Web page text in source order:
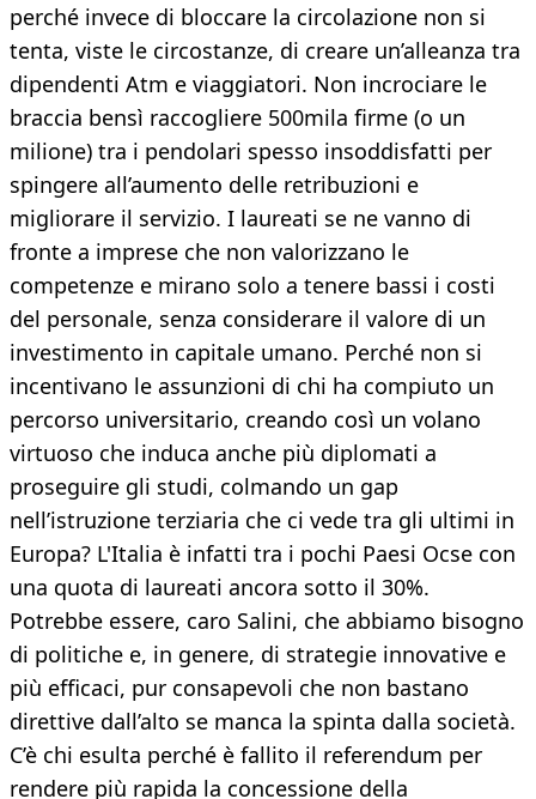
perché invece di bloccare la circolazione non si
tenta, viste le circostanze, di creare un’alleanza tra
dipendenti Atm e viaggiatori. Non incrociare le
braccia bensì raccogliere 500mila firme (o un
milione) tra i pendolari spesso insoddisfatti per
spingere all’aumento delle retribuzioni e
migliorare il servizio. I laureati se ne vanno di
fronte a imprese che non valorizzano le
competenze e mirano solo a tenere bassi i costi
del personale, senza considerare il valore di un
investimento in capitale umano. Perché non si
incentivano le assunzioni di chi ha compiuto un
percorso universitario, creando così un volano
virtuoso che induca anche più diplomati a
proseguire gli studi, colmando un gap
nell’istruzione terziaria che ci vede tra gli ultimi in
Europa? L'Italia è infatti tra i pochi Paesi Ocse con
una quota di laureati ancora sotto il 30%.
Potrebbe essere, caro Salini, che abbiamo bisogno
di politiche e, in genere, di strategie innovative e
più efficaci, pur consapevoli che non bastano
direttive dall’alto se manca la spinta dalla società.
C’è chi esulta perché è fallito il referendum per
rendere più rapida la concessione della